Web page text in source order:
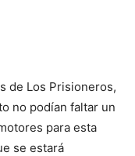
de Los Prisioneros,
no podían faltar un
para esta
se estará